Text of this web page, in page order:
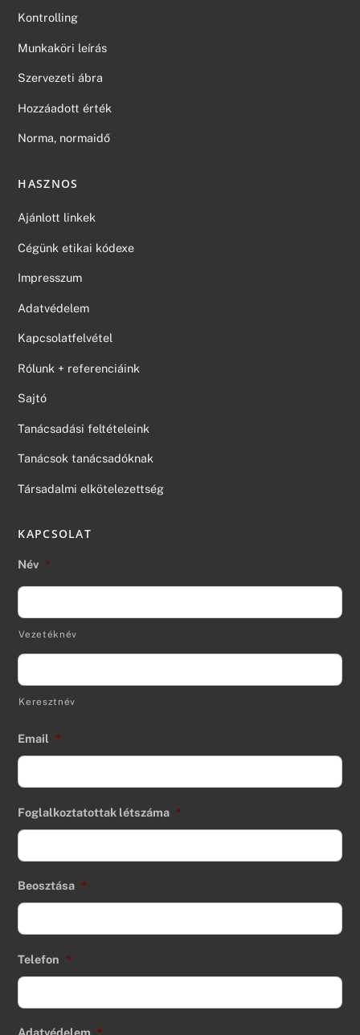
Kontrolling
Munkaköri leírás
Szervezeti ábra
Hozzáadott érték
Norma, normaidő
HASZNOS
Ajánlott linkek
Cégünk etikai kódexe
Impresszum
Adatvédelem
Kapcsolatfelvétel
Rólunk + referenciáink
Sajtó
Tanácsadási feltételeink
Tanácsok tanácsadóknak
Társadalmi elkötelezettség
KAPCSOLAT
Név *
Vezetéknév
Keresztnév
Email *
Foglalkoztatottak létszáma *
Beosztása *
Telefon *